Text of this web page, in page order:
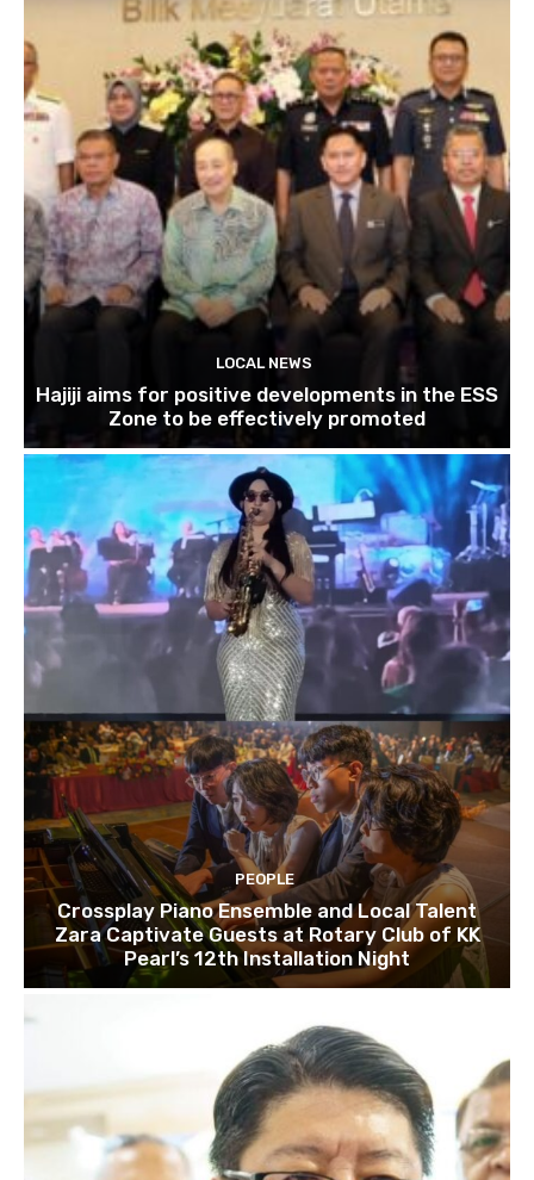
LOCAL NEWS
Hajiji aims for positive developments in the ESS
Zone to be effectively promoted
PEOPLE
Crossplay Piano Ensemble and Local Talent
Zara Captivate Guests at Rotary Club of KK
Pearl’s 12th Installation Night